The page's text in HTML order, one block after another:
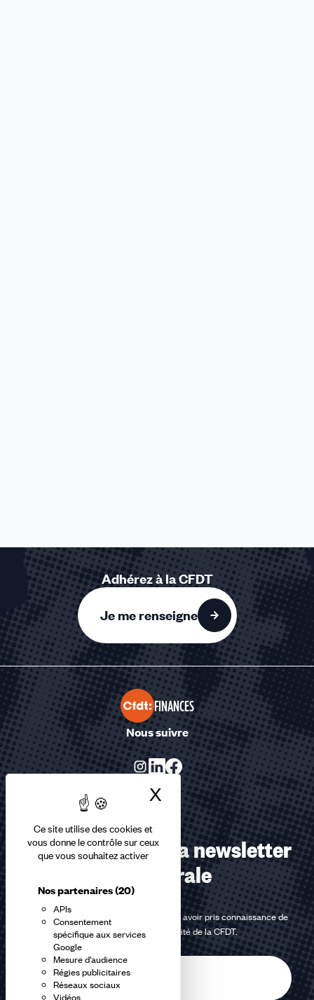
Ce site utilise des cookies et
vous donne le contrôle sur ceux
que vous souhaitez activer
Nos partenaires(20)
APIs
Consentement
spécifique aux services
Google
Mesure d'audience
Régies publicitaires
Réseaux sociaux
Vidéos
X Masquer le
Adhérez à la CFDT
Je me renseigne
FINANCES
Nous suivre
Abonnez-vous à la newsletter
confédérale
En m'inscrivant à la newsletter, j'affirme avoir pris connaissance de
lapolitique de confidentialité de la CFDT.